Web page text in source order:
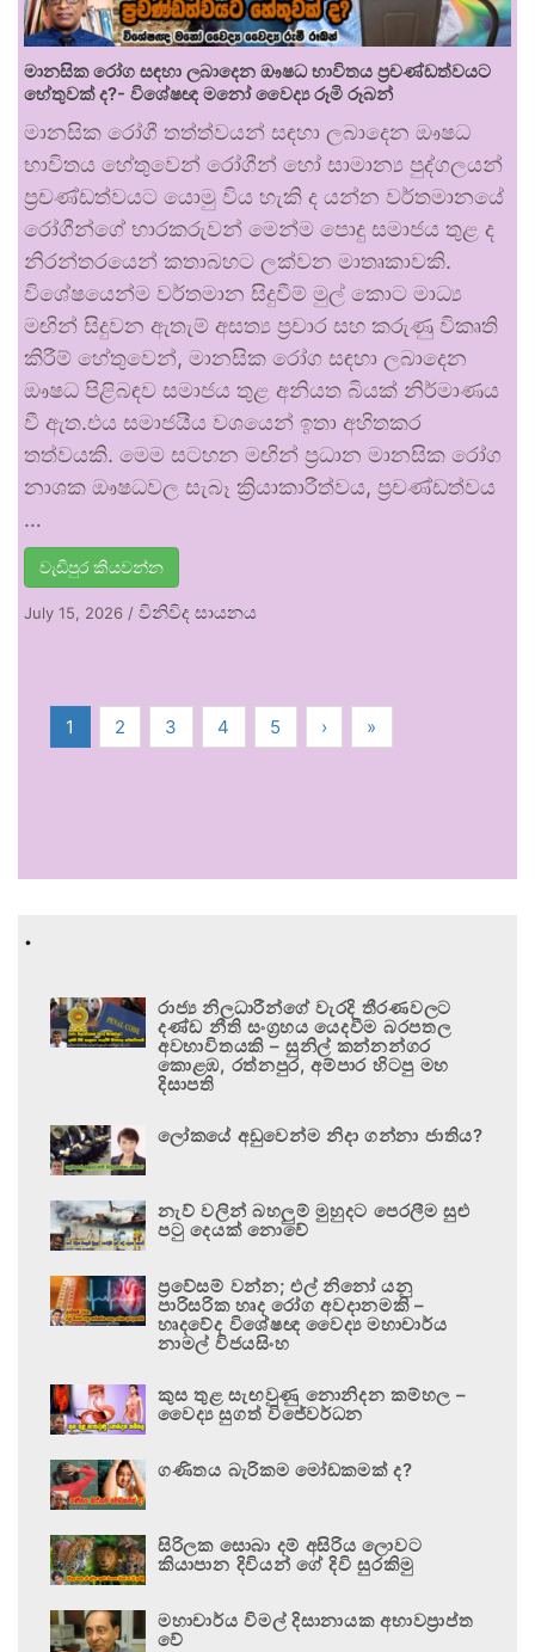
මානසික රෝග සඳහා ලබාදෙන ඖෂධ භාවිතය ප්‍රචණ්ඩත්වයට
හේතුවක් ද?- විශේෂඥ මනෝ වෛද්‍ය රූමි රූබන්
මානසික රෝගී තත්ත්වයන් සඳහා ලබාදෙන ඖෂධ
භාවිතය හේතුවෙන් රෝගීන් හෝ සාමාන්‍ය පුද්ගලයන්
ප්‍රචණ්ඩත්වයට යොමු විය හැකි ද යන්න වර්තමානයේ
රෝගීන්ගේ භාරකරුවන් මෙන්ම පොදු සමාජය තුළ ද
නිරන්තරයෙන් කතාබහට ලක්වන මාතෘකාවකි.
විශේෂයෙන්ම වර්තමාන සිදුවීම් මුල් කොට මාධ්‍ය
මඟින් සිදුවන ඇතැම් අසත්‍ය ප්‍රචාර සහ කරුණු විකෘති
කිරීම් හේතුවෙන්, මානසික රෝග සඳහා ලබාදෙන
ඖෂධ පිළිබඳව සමාජය තුළ අනියත බියක් නිර්මාණය
වී ඇත.එය සමාජයීය වශයෙන් ඉතා අහිතකර
තත්වයකි. මෙම සටහන මඟින් ප්‍රධාන මානසික රෝග
නාශක ඖෂධවල සැබෑ ක්‍රියාකාරීත්වය, ප්‍රචණ්ඩත්වය
…
වැඩිපුර කියවන්න
July 15, 2026 / විනිවිද සායනය
1 2 3 4 5 › »
.
රාජ්‍ය නිලධාරීන්ගේ වැරදි තීරණවලට
දණ්ඩ නීති සංග්‍රහය යෙදවීම බරපතල
අවභාවිතයකි – සුනිල් කන්නන්ගර
කොළඹ, රත්නපුර, අම්පාර හිටපු මහ
දිසාපති
ලෝකයේ අඩුවෙන්ම නිදා ගන්නා ජාතිය?
නැව් වලින් බහලුම් මුහුදට පෙරලීම සුළු
පටු දෙයක් නොවේ
ප්‍රවේසම් වන්න; එල් නිනෝ යනු
පාරිසරික හෘද රෝග අවදානමකි –
හෘදවේද විශේෂඥ වෛද්‍ය මහාචාර්ය
නාමල් විජයසිංහ
කුස තුළ සැඟවුණු නොනිදන කම්හල –
වෛද්‍ය සුගත් විජේවර්ධන
ගණිතය බැරිකම මෝඩකමක් ද?
සිරිලක සොබා දම් අසිරිය ලොවට
කියාපාන දිවියන් ගේ දිවි සුරකිමු
මහාචාර්ය විමල් දිසානායක අභාවප්‍රාප්ත
වේ